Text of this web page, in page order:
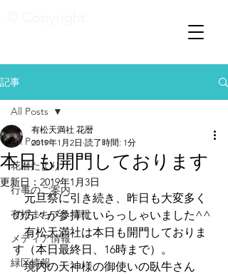
記事
All Posts
花暦たより
行事のご案内
有松まちブラ情報
メディア情報
緑区情報
All Posts
本日も開門しております
有松天満社 花暦
2019年1月2日 読了時間: 1分
更新日： 2019年1月3日
元旦祭に引き続き、昨日も大変多く
の方々が参拝にいらっしゃいました^^
有松天満社は本日も開門しておりま
す（本日最終日、16時まで）。
境内の天神様の御使いの臥牛さん